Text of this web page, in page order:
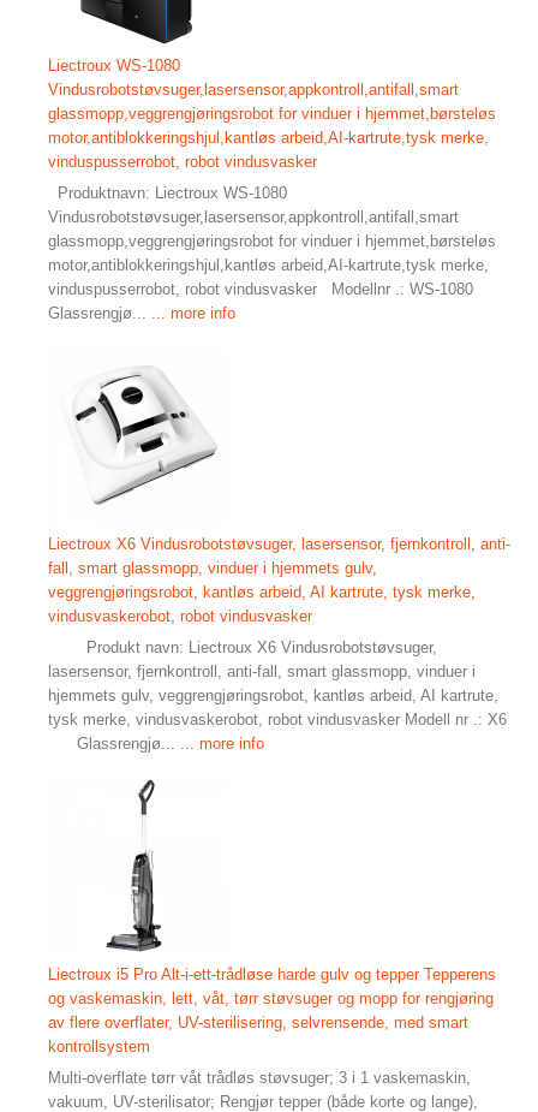
Liectroux WS-1080
Vindusrobotstøvsuger,lasersensor,appkontroll,antifall,smart
glassmopp,veggrengjøringsrobot for vinduer i hjemmet,børsteløs
motor,antiblokkeringshjul,kantløs arbeid,AI-kartrute,tysk merke,
vinduspusserrobot, robot vindusvasker
Produktnavn: Liectroux WS-1080
Vindusrobotstøvsuger,lasersensor,appkontroll,antifall,smart
glassmopp,veggrengjøringsrobot for vinduer i hjemmet,børsteløs
motor,antiblokkeringshjul,kantløs arbeid,AI-kartrute,tysk merke,
vinduspusserrobot, robot vindusvasker Modellnr .: WS-1080
Glassrengjø...
... more info
Liectroux X6 Vindusrobotstøvsuger, lasersensor, fjernkontroll, anti-
fall, smart glassmopp, vinduer i hjemmets gulv,
veggrengjøringsrobot, kantløs arbeid, AI kartrute, tysk merke,
vindusvaskerobot, robot vindusvasker
​ ​ Produkt navn: Liectroux X6 Vindusrobotstøvsuger,
lasersensor, fjernkontroll, anti-fall, smart glassmopp, vinduer i
hjemmets gulv, veggrengjøringsrobot, kantløs arbeid, AI kartrute,
tysk merke, vindusvaskerobot, robot vindusvasker Modell nr .: X6
Glassrengjø...
... more info
Liectroux i5 Pro Alt-i-ett-trådløse harde gulv og tepper Tepperens
og vaskemaskin, lett, våt, tørr støvsuger og mopp for rengjøring
av flere overflater, UV-sterilisering, selvrensende, med smart
kontrollsystem
Multi-overflate tørr våt trådløs støvsuger; 3 i 1 vaskemaskin,
vakuum, UV-sterilisator; Rengjør tepper (både korte og lange),